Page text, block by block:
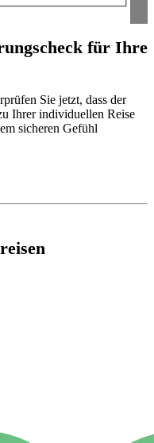
für Ihre
Sie jetzt, dass der
Ihrer individuellen Reise
sicheren Gefühl